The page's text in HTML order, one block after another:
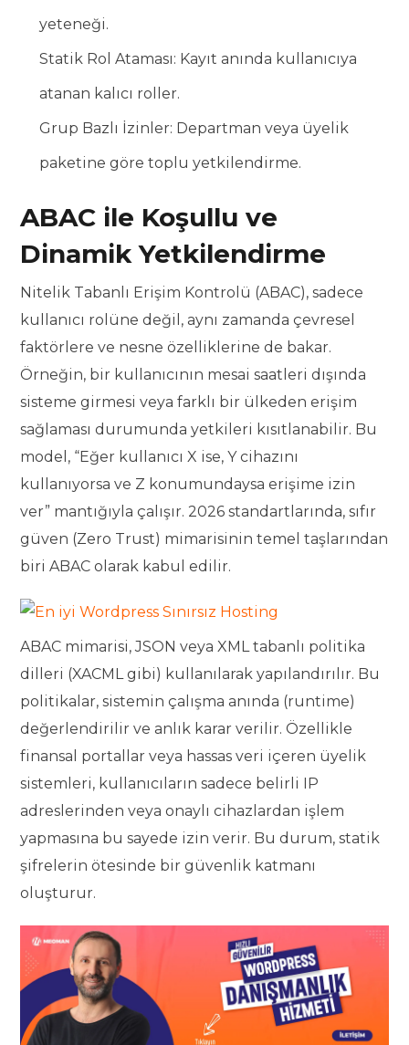
yeteneği.
Statik Rol Ataması: Kayıt anında kullanıcıya
atanan kalıcı roller.
Grup Bazlı İzinler: Departman veya üyelik
paketine göre toplu yetkilendirme.
ABAC ile Koşullu ve
Dinamik Yetkilendirme
Nitelik Tabanlı Erişim Kontrolü (ABAC), sadece
kullanıcı rolüne değil, aynı zamanda çevresel
faktörlere ve nesne özelliklerine de bakar.
Örneğin, bir kullanıcının mesai saatleri dışında
sisteme girmesi veya farklı bir ülkeden erişim
sağlaması durumunda yetkileri kısıtlanabilir. Bu
model, “Eğer kullanıcı X ise, Y cihazını
kullanıyorsa ve Z konumundaysa erişime izin
ver” mantığıyla çalışır. 2026 standartlarında, sıfır
güven (Zero Trust) mimarisinin temel taşlarından
biri ABAC olarak kabul edilir.
ABAC mimarisi, JSON veya XML tabanlı politika
dilleri (XACML gibi) kullanılarak yapılandırılır. Bu
politikalar, sistemin çalışma anında (runtime)
değerlendirilir ve anlık karar verilir. Özellikle
finansal portallar veya hassas veri içeren üyelik
sistemleri, kullanıcıların sadece belirli IP
adreslerinden veya onaylı cihazlardan işlem
yapmasına bu sayede izin verir. Bu durum, statik
şifrelerin ötesinde bir güvenlik katmanı
oluşturur.